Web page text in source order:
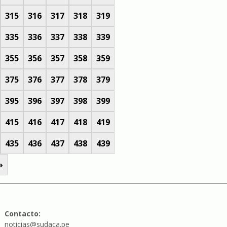
315 316 317 318
319
335
336 337 338
339
355
356 357 358
359
375
376 377 378
379
395
396 397 398
399
415
416 417 418
419
435
436 437 438
439
Contacto:
noticias@sudaca.pe